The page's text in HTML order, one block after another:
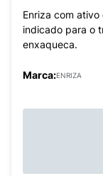
Enriza com
indicado para o
enxaqueca.
Marca:ENRIZA